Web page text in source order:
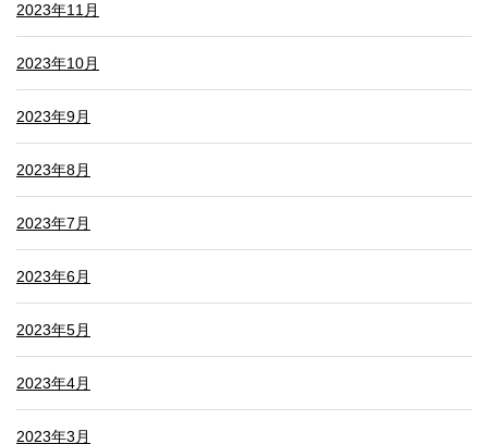
2023年11月
2023年10月
2023年9月
2023年8月
2023年7月
2023年6月
2023年5月
2023年4月
2023年3月